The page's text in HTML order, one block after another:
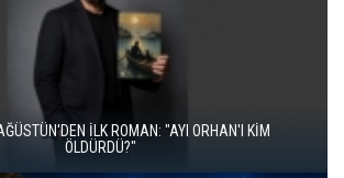
İKİ KİTAP VE BİTMEYEN BİR ENERJİ